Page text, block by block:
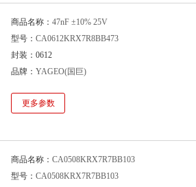
商品名称： 47nF ±10% 25V
型号： CA0612KRX7R8BB473
封装：0612
品牌： YAGEO(国巨)
更多参数
商品名称： CA0508KRX7R7BB103
型号： CA0508KRX7R7BB103